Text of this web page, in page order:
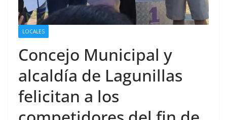
LOCALES
Concejo Municipal y
alcaldía de Lagunillas
felicitan a los